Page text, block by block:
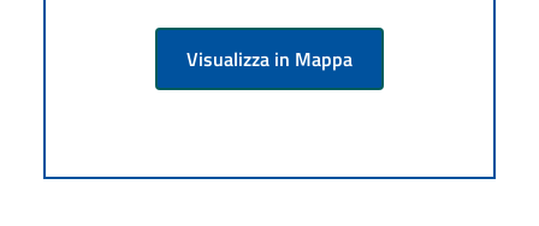
Visualizza in Mappa